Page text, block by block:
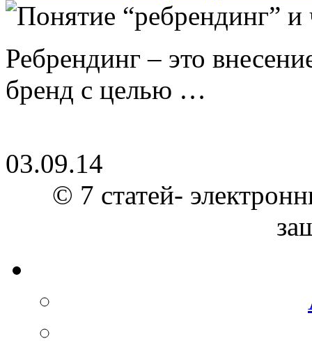
Ребрендинг – это
бренд с целью …
03.09.14
© 7 статей-